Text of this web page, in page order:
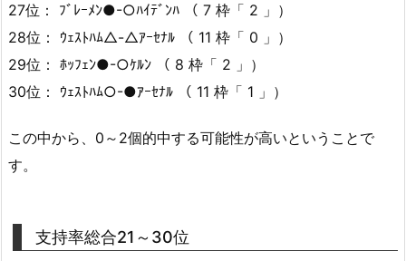
27位： ﾌﾞﾚｰﾒﾝ●-○ﾊｲﾃﾞﾝﾊ （ 7 枠「 2 」）
28位： ｳｪｽﾄﾊﾑ△-△ｱｰｾﾅﾙ （ 11 枠「 0 」）
29位： ﾎｯﾌｪﾝ●-○ｹﾙﾝ （ 8 枠「 2 」）
30位： ｳｪｽﾄﾊﾑ○-●ｱｰｾﾅﾙ （ 11 枠「 1 」）
この中から、0～2個的中する可能性が高いということで
す。
支持率総合21～30位